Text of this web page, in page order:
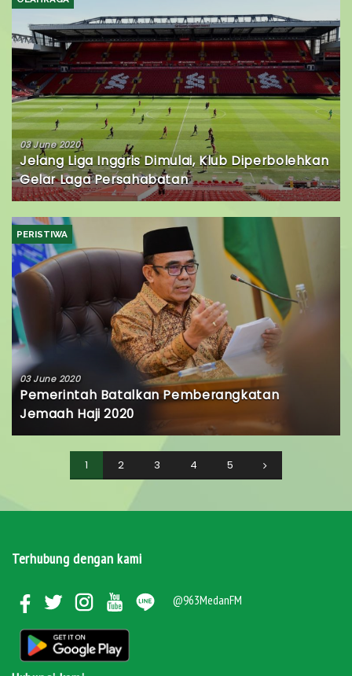
03 June 2020
Jelang Liga Inggris Dimulai, Klub Diperbolehkan
Gelar Laga Persahabatan
PERISTIWA
03 June 2020
Pemerintah Batalkan Pemberangkatan
Jemaah Haji 2020
1 2 3 4 5
Terhubung dengan kami
@963MedanFM